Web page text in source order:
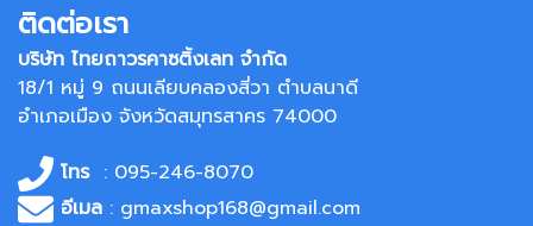
ติดต่อเรา
บริษัท ไทยถาวรคาซติ้งเลท จำกัด
18/1 หมู่ 9 ถนนเลียบคลองสี่วา ตำบลนาดี
อำเภอเมือง จังหวัดสมุทรสาคร 74000
โทร : 095-246-8070
อีเมล : gmaxshop168@gmail.com